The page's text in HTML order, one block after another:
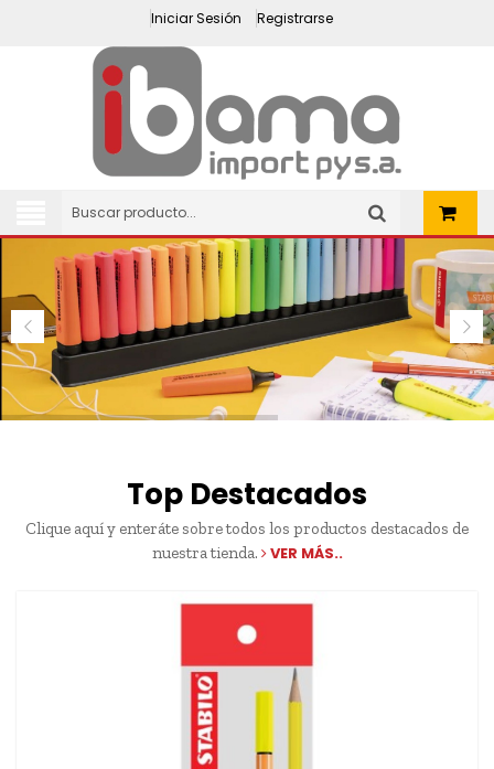
Iniciar Sesión Registrarse
Top Destacados
Clique aquí y enteráte sobre todos los productos destacados de
nuestra tienda. VER MÁS..